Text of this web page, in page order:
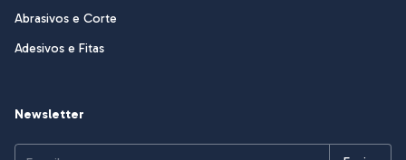
Abrasivos e Corte
Adesivos e Fitas
Newsletter